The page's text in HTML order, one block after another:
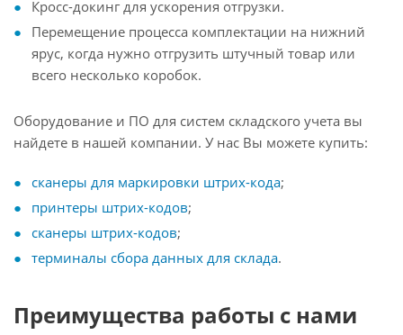
Кросс-докинг для ускорения отгрузки.
Перемещение процесса комплектации на нижний
ярус, когда нужно отгрузить штучный товар или
всего несколько коробок.
Оборудование и ПО для систем складского учета вы
найдете в нашей компании. У нас Вы можете купить:
сканеры для маркировки штрих-кода;
принтеры штрих-кодов;
сканеры штрих-кодов;
терминалы сбора данных для склада.
Преимущества работы с нами